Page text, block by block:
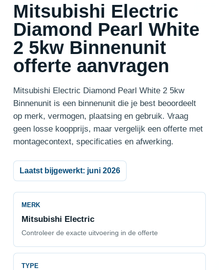
Mitsubishi Electric
Diamond Pearl White
2 5kw Binnenunit
offerte aanvragen
Mitsubishi Electric Diamond Pearl White 2 5kw
Binnenunit is een binnenunit die je best beoordeelt
op merk, vermogen, plaatsing en gebruik. Vraag
geen losse koopprijs, maar vergelijk een offerte met
montagecontext, specificaties en afwerking.
Laatst bijgewerkt: juni 2026
MERK
Mitsubishi Electric
Controleer de exacte uitvoering in de offerte
TYPE